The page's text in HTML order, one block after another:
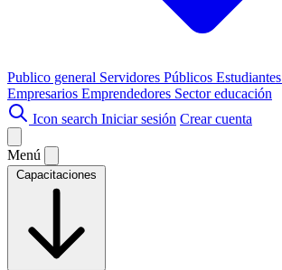
Publico general Servidores Públicos Estudiantes
Empresarios Emprendedores Sector educación
Icon search Iniciar sesión Crear cuenta
Menú
Capacitaciones